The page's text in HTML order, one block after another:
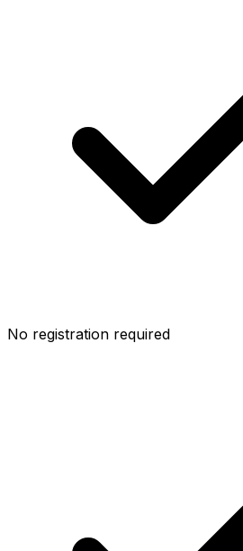
No registration required